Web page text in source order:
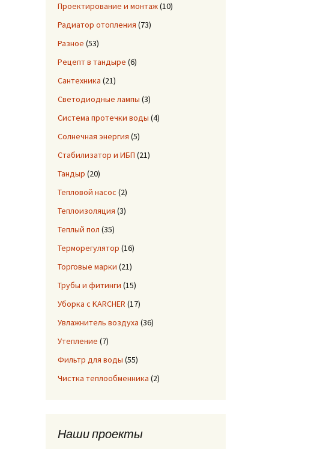
Проектирование и монтаж(10)
Радиатор отопления (73)
Разное (53)
Рецепт в тандыре (6)
Сантехника (21)
Светодиодные лампы (3)
Система протечки воды (4)
Солнечная энергия (5)
Стабилизатор и ИБП (21)
Тандыр (20)
Тепловой насос (2)
Теплоизоляция (3)
Теплый пол (35)
Терморегулятор (16)
Торговые марки (21)
Трубы и фитинги (15)
Уборка с KARCHER (17)
Увлажнитель воздуха (36)
Утепление (7)
Фильтр для воды (55)
Чистка теплообменника (2)
Наши проекты